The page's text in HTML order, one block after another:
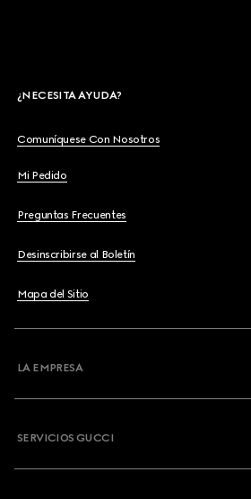
¿NECESITA AYUDA?
Comuníquese Con Nosotros
Mi Pedido
Preguntas Frecuentes
Desinscribirse al Boletín
Mapa del Sitio
LA EMPRESA
SERVICIOS GUCCI